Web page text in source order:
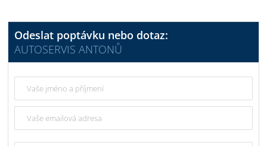
Odeslat poptávku nebo dotaz:
AUTOSERVIS ANTONŮ